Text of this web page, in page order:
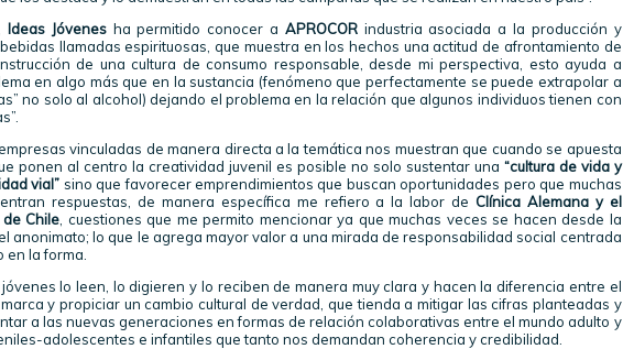
Ideas Jóvenesha permitido conocer a APROCORindustria asociada a la producción y
llamadas espirituosas, que muestra en los hechos una actitud de afrontamiento de
de una cultura de consumo responsable, desde mi perspectiva, esto ayuda a
en algo más que en la sustancia (fenómeno que perfectamente se puede extrapolar a
no solo al alcohol) dejando el problema en la relación que algunos individuos tienen con
vinculadas de manera directa a la temática nos muestran que cuando se apuesta
ponen al centro la creatividad juvenil es posible no solo sustentar una “cultura de vida y
vial” sino que favorecer emprendimientos que buscan oportunidades pero que muchas
respuestas, de manera específica me refiero a la labor de Clínica Alemana y el
Chile , cuestiones que me permito mencionar ya que muchas veces se hacen desde la
anonimato; lo que le agrega mayor valor a una mirada de responsabilidad social centrada
en la forma.
lo leen, lo digieren y lo reciben de manera muy clara y hacen la diferencia entre el
y propiciar un cambio cultural de verdad, que tienda a mitigar las cifras planteadas y
a las nuevas generaciones en formas de relación colaborativas entre el mundo adulto y
adolescentes e infantiles que tanto nos demandan coherencia y credibilidad.